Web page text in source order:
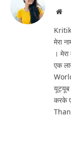
मेरा
।
एक
यूट्यूब
करके